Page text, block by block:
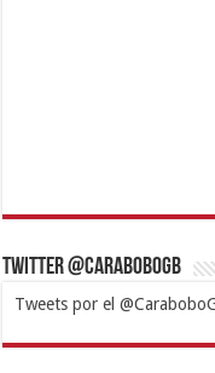
Twitter @CaraboboGB
Tweets por el
1xbetBetturkeyBetist
https://mvbcasino.com/